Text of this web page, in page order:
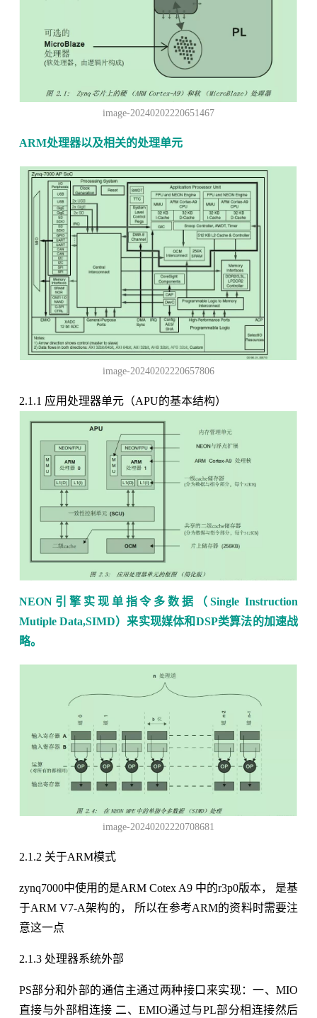
image-20240202220651467
ARM处理器以及相关的处理单元
image-20240202220657806
2.1.1 应用处理器单元（APU的基本结构）
NEON引擎实现单指令多数据（Single Instruction
Mutiple Data,SIMD）来实现媒体和DSP类算法的加速战
略。
image-20240202220708681
2.1.2 关于ARM模式
zynq7000中使用的是ARM Cotex A9 中的r3p0版本， 是基
于ARM V7-A架构的， 所以在参考ARM的资料时需要注
意这一点
2.1.3 处理器系统外部
PS部分和外部的通信主通过两种接口来实现：一、MIO
直接与外部相连接 二、EMIO通过与PL部分相连接然后